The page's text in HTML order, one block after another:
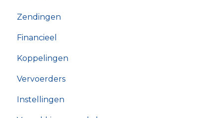
Zendingen
Financieel
Koppelingen
Vervoerders
Instellingen